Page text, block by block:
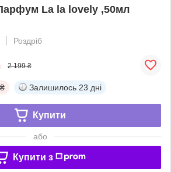
La la lovely ,50мл
Роздріб
2 199 ₴
Залишилось 23 дні
Купити
або
Купити з